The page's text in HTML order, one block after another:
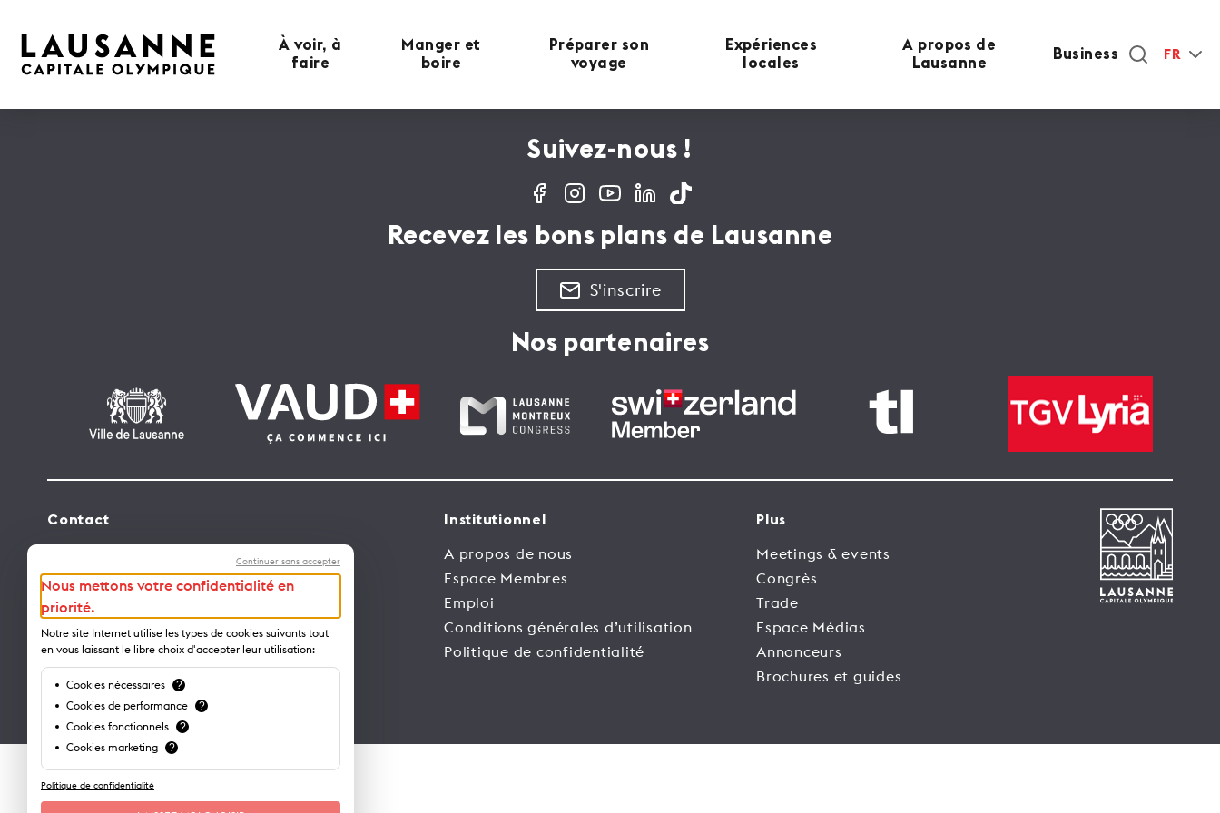
À voir, à
faire
Manger et
boire
Préparer son
voyage
Expériences
locales
A propos de
Lausanne
Business FR
Suivez-nous !
Recevez les bons plans de Lausanne
S'inscrire
Nos partenaires
Contact
Avenue de Rhodanie 2 – CP 975
1001 Lausanne – Suisse
info@lausanne-tourisme.ch
+41 21 613 73 73
Où nous trouver ?
Institutionnel
A propos de nous
Espace Membres
Emploi
Conditions générales d’utilisation
Politique de confidentialité
Plus
Meetings & events
Congrès
Trade
Espace Médias
Annonceurs
Brochures et guides
Continuer sans accepter
Nous mettons votre confidentialité en
priorité.
Notre site Internet utilise les types de cookies suivants tout
en vous laissant le libre choix d'accepter leur utilisation:
Cookies nécessaires ?
Cookies de performance ?
Cookies fonctionnels ?
Cookies marketing ?
Politique de confidentialité